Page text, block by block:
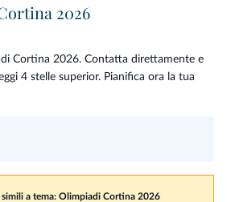
2026
Cortina 2026. Contatta direttamente e
4 stelle superior. Pianifica ora la tua
a tema: Olimpiadi Cortina 2026